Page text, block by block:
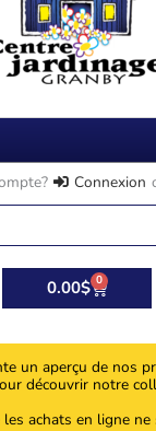
Connexion
0.00$ 0
Panier
un aperçu de nos
découvrir notre
achats en ligne ne